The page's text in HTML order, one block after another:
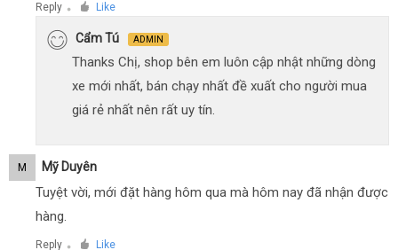
Reply ● Like
Cẩm Tú ADMIN
Thanks Chị, shop bên em luôn cập nhật những dòng
xe mới nhất, bán chạy nhất đề xuất cho người mua
giá rẻ nhất nên rất uy tín.
M Mỹ Duyên
Tuyệt vời, mới đặt hàng hôm qua mà hôm nay đã nhận được
hàng.
Reply ● Like